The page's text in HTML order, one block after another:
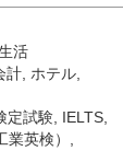
活
計, ホテル,
定試験, IELTS,
英検）